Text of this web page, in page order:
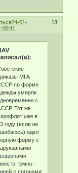
18
24-01-
МГА
по форме
умерли
с
Тот же
уже в
году (если не
одел
форму с
темно-
с погонами